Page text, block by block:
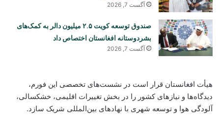
آگست 7, 2026
صندوق توسعه کویت ۲.۵ میلیون دالر به کمک‌های
بشردوستانه افغانستان اختصاص داد
آگست 7, 2026
هیأت افغانستان قرار است در نشست‌های تخصصی این فورم،
دیدگاه‌ها و نیازهای کشور را در بخش تغییرات اقلیمی، خشکسالی،
آلودگی هوا و توسعه شهری با نهادهای بین‌المللی شریک سازد.